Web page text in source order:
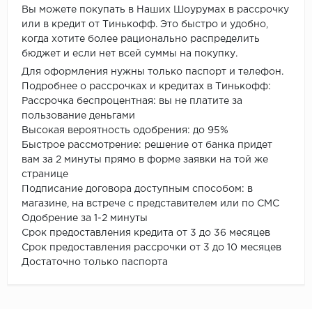
Вы можете покупать в Наших Шоурумах в рассрочку
или в кредит от Тинькофф. Это быстро и удобно,
когда хотите более рационально распределить
бюджет и если нет всей суммы на покупку.
Для оформления нужны только паспорт и телефон.
Подробнее о рассрочках и кредитах в Тинькофф:
Рассрочка беспроцентная: вы не платите за
пользование деньгами
Высокая вероятность одобрения: до 95%
Быстрое рассмотрение: решение от банка придет
вам за 2 минуты прямо в форме заявки на той же
странице
Подписание договора доступным способом: в
магазине, на встрече с представителем или по СМС
Одобрение за 1-2 минуты
Срок предоставления кредита от 3 до 36 месяцев
Срок предоставления рассрочки от 3 до 10 месяцев
Достаточно только паспорта